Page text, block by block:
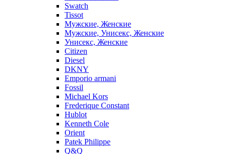
Swatch
Tissot
Мужские, Женские
Мужские, Унисекс, Женские
Унисекс, Женские
Citizen
Diesel
DKNY
Emporio armani
Fossil
Michael Kors
Frederique Constant
Hublot
Kenneth Cole
Orient
Patek Philippe
Q&Q